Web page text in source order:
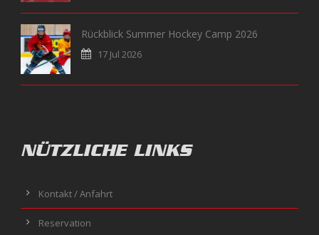
Rückblick Summer Hockey Camp 2026
17 Jul 2026
NÜTZLICHE LINKS
Kontakt / Anfahrt
Reservation